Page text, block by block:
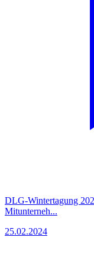
DLG-Wintertagung
Mitunterneh...
25.02.2024